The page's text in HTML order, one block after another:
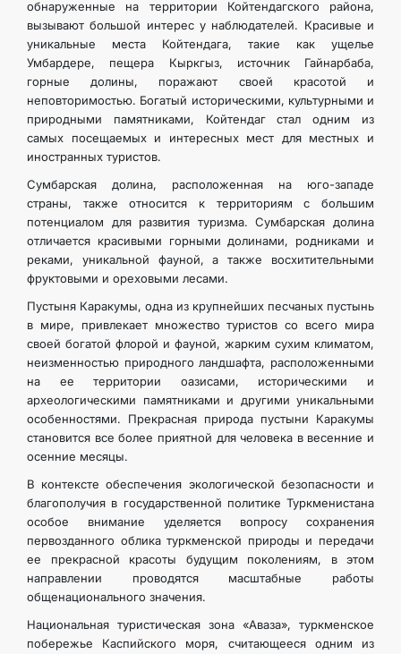
обнаруженные на территории Койтендагского района,
вызывают большой интерес у наблюдателей. Красивые и
уникальные места Койтендага, такие как ущелье
Умбардере, пещера Кыркгыз, источник Гайнарбаба,
горные долины, поражают своей красотой и
неповторимостью. Богатый историческими, культурными и
природными памятниками, Койтендаг стал одним из
самых посещаемых и интересных мест для местных и
иностранных туристов.
Сумбарская долина, расположенная на юго-западе
страны, также относится к территориям с большим
потенциалом для развития туризма. Сумбарская долина
отличается красивыми горными долинами, родниками и
реками, уникальной фауной, а также восхитительными
фруктовыми и ореховыми лесами.
Пустыня Каракумы, одна из крупнейших песчаных пустынь
в мире, привлекает множество туристов со всего мира
своей богатой флорой и фауной, жарким сухим климатом,
неизменностью природного ландшафта, расположенными
на ее территории оазисами, историческими и
археологическими памятниками и другими уникальными
особенностями. Прекрасная природа пустыни Каракумы
становится все более приятной для человека в весенние и
осенние месяцы.
В контексте обеспечения экологической безопасности и
благополучия в государственной политике Туркменистана
особое внимание уделяется вопросу сохранения
первозданного облика туркменской природы и передачи
ее прекрасной красоты будущим поколениям, в этом
направлении проводятся масштабные работы
общенационального значения.
Национальная туристическая зона «Аваза», туркменское
побережье Каспийского моря, считающееся одним из